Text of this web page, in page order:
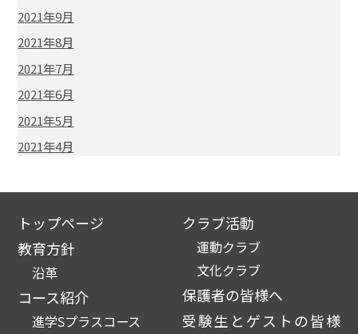
2021年9月
2021年8月
2021年7月
2021年6月
2021年5月
2021年4月
トップページ
教育方針
沿革
コース紹介
進学Sプラスコース
クラブ活動
運動クラブ
文化クラブ
保護者の皆様へ
受験生とゲストの皆様